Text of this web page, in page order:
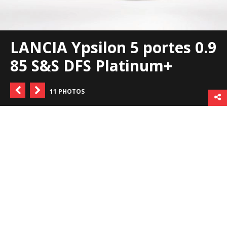
LANCIA Ypsilon 5 portes 0.9
85 S&S DFS Platinum+
11 PHOTOS